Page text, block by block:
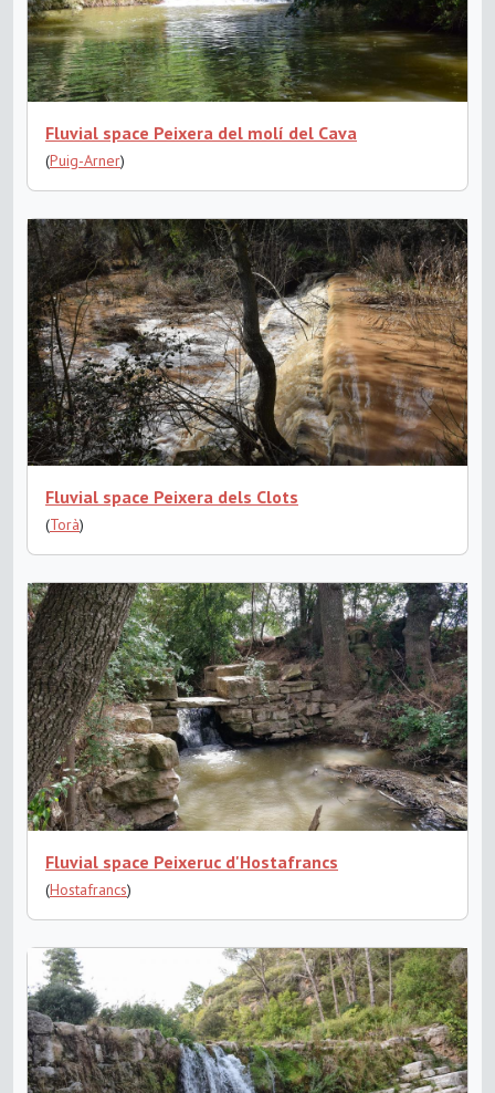
Fluvial space Peixera del molí del Cava
(Puig-Arner)
Fluvial space Peixera dels Clots
(Torà)
Fluvial space Peixeruc d'Hostafrancs
(Hostafrancs)